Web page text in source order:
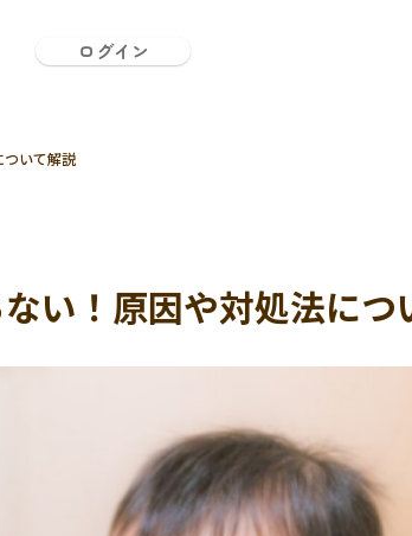
ログイン
ついて解説
い！原因や対処法につ